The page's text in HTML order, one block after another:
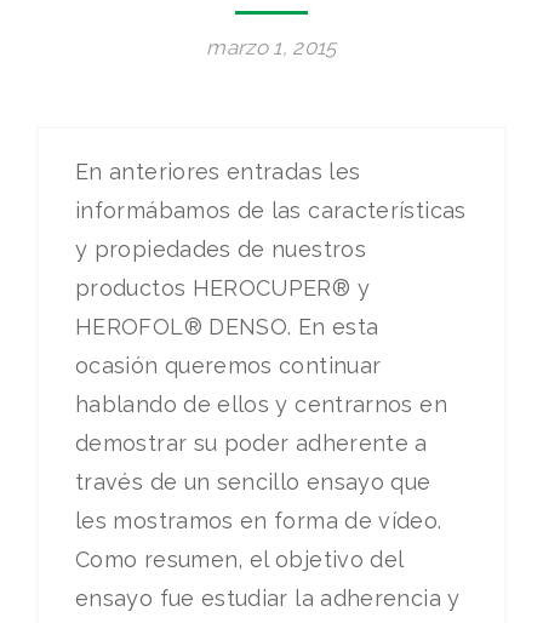
marzo 1, 2015
En anteriores entradas les
informábamos de las características
y propiedades de nuestros
productos HEROCUPER® y
HEROFOL® DENSO. En esta
ocasión queremos continuar
hablando de ellos y centrarnos en
demostrar su poder adherente a
través de un sencillo ensayo que
les mostramos en forma de vídeo.
Como resumen, el objetivo del
ensayo fue estudiar la adherencia y